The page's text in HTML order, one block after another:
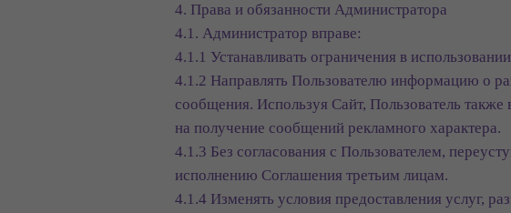
4. Права и обязанности Администратора
4.1. Администратор вправе:
4.1.1 Устанавливать ограничения в
4.1.2 Направлять Пользователю информацию о
сообщения. Используя Сайт, Пользователь также
на получение сообщений рекламного характера.
4.1.3 Без согласования с Пользователем,
исполнению Соглашения третьим лицам.
4.1.4 Изменять условия предоставления услуг,